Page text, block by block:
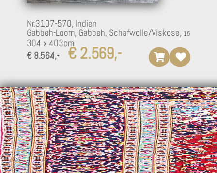
Nr.3107-570, Indien
Gabbeh-Loom, Gabbeh, Schafwolle/Viskose,
304 x 403cm
€ 8.564,-
€ 2.569,-